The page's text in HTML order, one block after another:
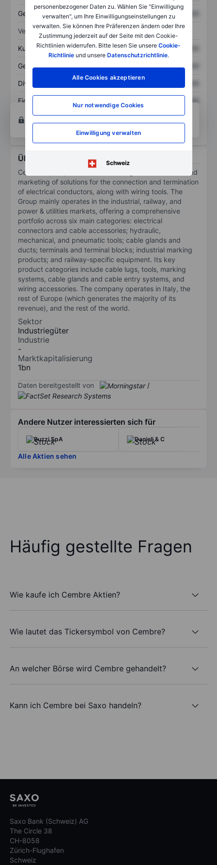
personenbezogener Daten zu. Wählen Sie "Einwilligung
verwalten", um Ihre Einwilligungseinstellungen zu
verwalten. Sie können Ihre Präferenzen ändern oder Ihre
Zustimmung jederzeit auf der Seite mit den Cookie-
Richtlinien widerrufen. Bitte lesen Sie unsere Cookie-
Richtlinieund unsere Datenschutzrichtlinie.
Alle Cookies akzeptieren
Nur notwendige Cookies
Einwilligung verwalten
Schweiz
Gesamtschulden XXXXXXX XXXXXXX
Verhältnisse
Kurs/Umsatz XXXXXXX XXXXXXX
Gewinn je Aktie XXXXXXX XXXXXXX
Dividende je Aktie XXXXXXX
Eigenkapitalrendite
XXXXXXX
Konto eröffnenum Zugriff auf mehr Diagramm-
und Analyse-Tools zu erhalten.
Über Cembre
Cembre SpA specializes in the design, manufacture, and
marketing of solutions for the connection and termination
of electrical conductors, along with wiring tools. The
Group mainly operates in the industrial, railway, and
power & utilities markets, offering a comprehensive
portfolio across six main categories: electrical
connectors and cable accessories; hydraulic,
mechanical, and pneumatic tools; cable glands and
ducts; terminals and terminal blocks; industrial marking
products; and railway-specific equipment. Its key
product categories include cable lugs, tools, marking
systems, cable glands and cable entry systems, and
wiring accessories. The company operates in Italy, the
rest of Europe (which generates the majority of its
revenue), and the rest of the world.
Sektor
Industriegüter
Industrie
-
Marktkapitalisierung
1bn
Daten bereitgestellt von /
Andere Nutzer interessierten sich für
Buzzi SpA Danieli & C
Alle Aktien sehen
Häufig gestellte Fragen
Wie kaufe ich Cembre Aktien?
Wie lautet das Tickersymbol von Cembre?
An welcher Börse wird Cembre gehandelt?
Kann ich Cembre bei Saxo handeln?
Saxo Bank (Schweiz) AG
The Circle 38
CH-8058
Zürich-Flughafen
Schweiz